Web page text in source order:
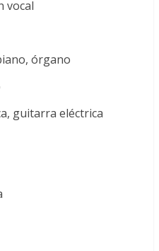
vocal
órgano
guitarra eléctrica